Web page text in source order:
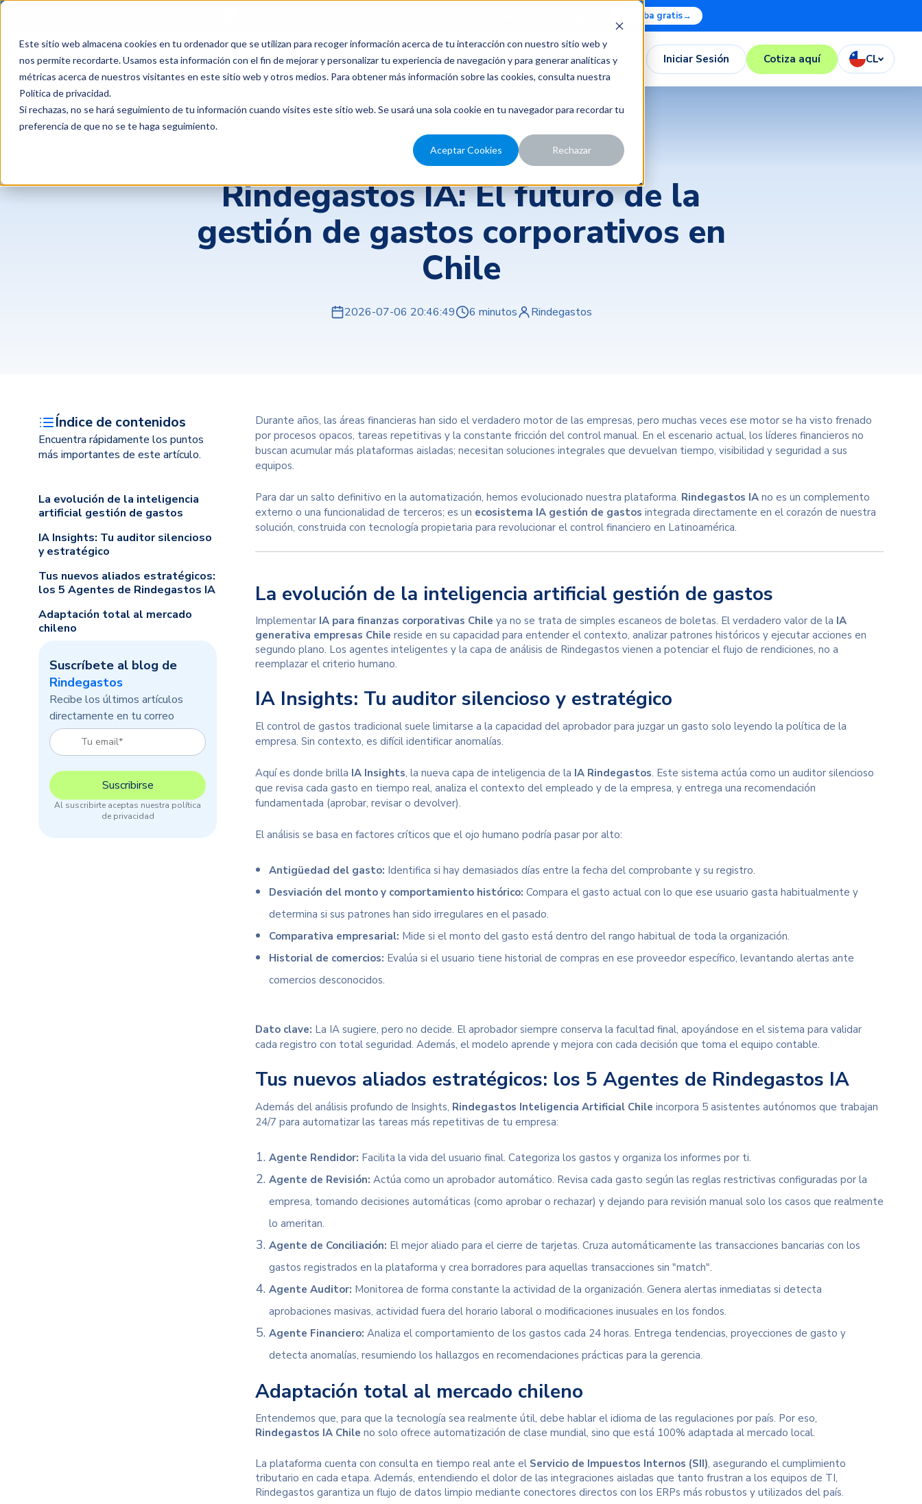
Este sitio web almacena cookies en tu ordenador que se utilizan para recoger información acerca de tu interacción con nuestro sitio web y
nos permite recordarte. Usamos esta información con el fin de mejorar y personalizar tu experiencia de navegación y para generar analíticas y
métricas acerca de nuestros visitantes en este sitio web y otros medios. Para obtener más información sobre las cookies, consulta nuestra
Política de privacidad.
Si rechazas, no se hará seguimiento de tu información cuando visites este sitio web. Se usará una sola cookie en tu navegador para recordar tu
preferencia de que no se te haga seguimiento.
Aceptar Cookies Rechazar
Prueba gratis→
Productos Clientes Precios Nosotros Recursos Iniciar Sesión Cotiza aquí CL
Rindegastos
Rindegastos IA: El futuro de la
gestión de gastos corporativos en
Chile
2026-07-06 20:46:49 6 minutos Rindegastos
Índice de contenidos
Encuentra rápidamente los puntos
más importantes de este artículo.
La evolución de la inteligencia
artificial gestión de gastos
IA Insights: Tu auditor silencioso
y estratégico
Tus nuevos aliados estratégicos:
los 5 Agentes de Rindegastos IA
Adaptación total al mercado
chileno
Suscríbete al blog de
Rindegastos
Recibe los últimos artículos
directamente en tu correo
Al suscribirte aceptas nuestra política
de privacidad
Durante años, las áreas financieras han sido el verdadero motor de las empresas, pero muchas veces ese motor se ha visto frenado
por procesos opacos, tareas repetitivas y la constante fricción del control manual. En el escenario actual, los líderes financieros no
buscan acumular más plataformas aisladas; necesitan soluciones integrales que devuelvan tiempo, visibilidad y seguridad a sus
equipos.
Para dar un salto definitivo en la automatización, hemos evolucionado nuestra plataforma. Rindegastos IA no es un complemento
externo o una funcionalidad de terceros; es un ecosistema IA gestión de gastos integrada directamente en el corazón de nuestra
solución, construida con tecnología propietaria para revolucionar el control financiero en Latinoamérica.
La evolución de la inteligencia artificial gestión de gastos
Implementar IA para finanzas corporativas Chile ya no se trata de simples escaneos de boletas. El verdadero valor de la IA
generativa empresas Chile reside en su capacidad para entender el contexto, analizar patrones históricos y ejecutar acciones en
segundo plano. Los agentes inteligentes y la capa de análisis de Rindegastos vienen a potenciar el flujo de rendiciones, no a
reemplazar el criterio humano.
IA Insights: Tu auditor silencioso y estratégico
El control de gastos tradicional suele limitarse a la capacidad del aprobador para juzgar un gasto solo leyendo la política de la
empresa. Sin contexto, es difícil identificar anomalías.
Aquí es donde brilla IA Insights, la nueva capa de inteligencia de la IA Rindegastos. Este sistema actúa como un auditor silencioso
que revisa cada gasto en tiempo real, analiza el contexto del empleado y de la empresa, y entrega una recomendación
fundamentada (aprobar, revisar o devolver).
El análisis se basa en factores críticos que el ojo humano podría pasar por alto:
Antigüedad del gasto: Identifica si hay demasiados días entre la fecha del comprobante y su registro.
Desviación del monto y comportamiento histórico: Compara el gasto actual con lo que ese usuario gasta habitualmente y
determina si sus patrones han sido irregulares en el pasado.
Comparativa empresarial: Mide si el monto del gasto está dentro del rango habitual de toda la organización.
Historial de comercios: Evalúa si el usuario tiene historial de compras en ese proveedor específico, levantando alertas ante
comercios desconocidos.
Dato clave: La IA sugiere, pero no decide. El aprobador siempre conserva la facultad final, apoyándose en el sistema para validar
cada registro con total seguridad. Además, el modelo aprende y mejora con cada decisión que toma el equipo contable.
Tus nuevos aliados estratégicos: los 5 Agentes de Rindegastos IA
Además del análisis profundo de Insights, Rindegastos Inteligencia Artificial Chile incorpora 5 asistentes autónomos que trabajan
24/7 para automatizar las tareas más repetitivas de tu empresa:
Agente Rendidor: Facilita la vida del usuario final. Categoriza los gastos y organiza los informes por ti.
Agente de Revisión: Actúa como un aprobador automático. Revisa cada gasto según las reglas restrictivas configuradas por la
empresa, tomando decisiones automáticas (como aprobar o rechazar) y dejando para revisión manual solo los casos que realmente
lo ameritan.
Agente de Conciliación: El mejor aliado para el cierre de tarjetas. Cruza automáticamente las transacciones bancarias con los
gastos registrados en la plataforma y crea borradores para aquellas transacciones sin "match".
Agente Auditor: Monitorea de forma constante la actividad de la organización. Genera alertas inmediatas si detecta
aprobaciones masivas, actividad fuera del horario laboral o modificaciones inusuales en los fondos.
Agente Financiero: Analiza el comportamiento de los gastos cada 24 horas. Entrega tendencias, proyecciones de gasto y
detecta anomalías, resumiendo los hallazgos en recomendaciones prácticas para la gerencia.
Adaptación total al mercado chileno
Entendemos que, para que la tecnología sea realmente útil, debe hablar el idioma de las regulaciones por país. Por eso,
Rindegastos IA Chile no solo ofrece automatización de clase mundial, sino que está 100% adaptada al mercado local.
La plataforma cuenta con consulta en tiempo real ante el Servicio de Impuestos Internos (SII), asegurando el cumplimiento
tributario en cada etapa. Además, entendiendo el dolor de las integraciones aisladas que tanto frustran a los equipos de TI,
Rindegastos garantiza un flujo de datos limpio mediante conectores directos con los ERPs más robustos y utilizados del país.